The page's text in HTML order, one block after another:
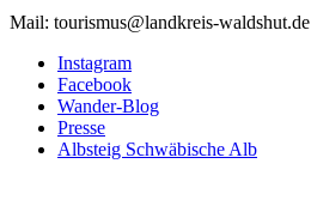
Mail: tourismus@landkreis-waldshut.de
Instagram
Facebook
Wander-Blog
Presse
Albsteig Schwäbische Alb